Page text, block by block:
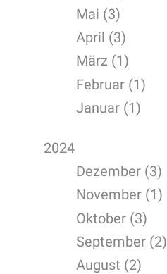
Mai (3)
April (3)
März (1)
Februar (1)
Januar (1)
2024
Dezember (3)
November (1)
Oktober (3)
September (2)
August (2)